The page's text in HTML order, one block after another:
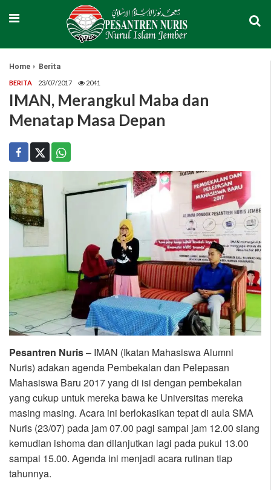
Home Berita
BERITA 23/07/2017 2041
IMAN, Merangkul Maba dan
Menatap Masa Depan
Pesantren Nuris– IMAN (Ikatan Mahasiswa Alumni
Nuris) adakan agenda Pembekalan dan Pelepasan
Mahasiswa Baru 2017 yang di isi dengan pembekalan
yang cukup untuk mereka bawa ke Universitas mereka
masing masing. Acara ini berlokasikan tepat di aula SMA
Nuris (23/07) pada jam 07.00 pagi sampai jam 12.00 siang
kemudian ishoma dan dilanjutkan lagi pada pukul 13.00
sampai 15.00. Agenda ini menjadi acara rutinan tiap
tahunnya.